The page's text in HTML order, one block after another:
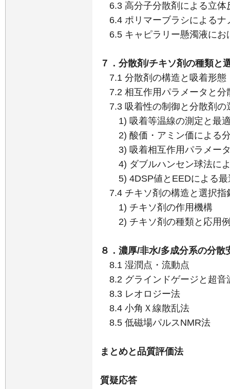
6.3 高分子分散剤による立体
6.4 ポリマーブラシによるナ
6.5 キャピラリー懸濁液にお
７．分散剤/チキソ剤の種類と
7.1 分散剤の構造と吸着形態
7.2 相互作用パラメータと分
7.3 吸着性の制御と分散剤の
1) 吸着等温線の測定と最
2) 酸価・アミン価による分
3) 吸着相互作用パラメータ
4) ダブルハンセン球法によ
5) 4DSP値とEEDによる最
7.4 チキソ剤の構造と選択指
1) チキソ剤の作用機構
2) チキソ剤の種類と応用
８．濃厚/非水/多成分系の分散
8.1 湿潤点・流動点
8.2 グラインドゲージと超音
8.3 レオロジー法
8.4 小角Ｘ線散乱法
8.5 低磁場パルスNMR法
まとめと品質評価法
質疑応答